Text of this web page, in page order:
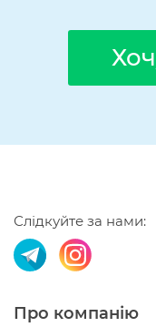
Слідкуйте за нами:
Про компанію